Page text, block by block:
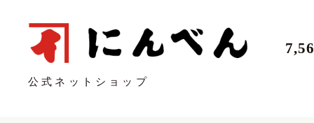
公式ネットショップ